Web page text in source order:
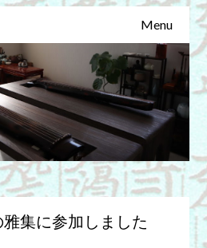
Menu
集に参加しました